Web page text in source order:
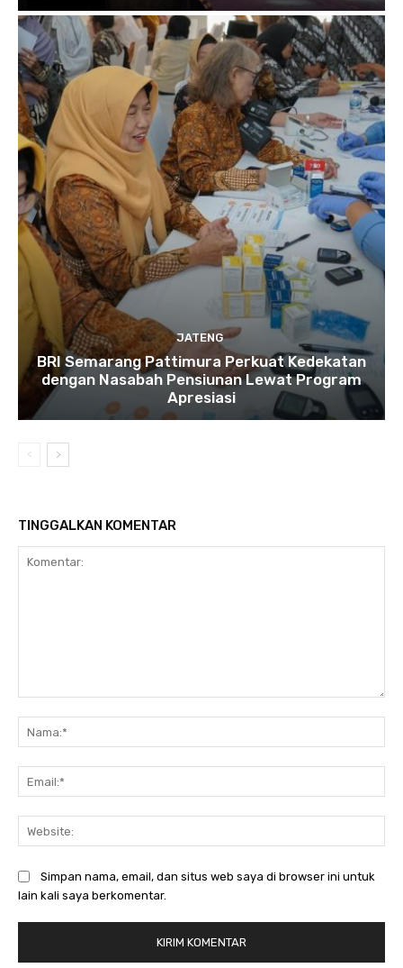
JATENG
BRI Semarang Pattimura Perkuat Kedekatan
dengan Nasabah Pensiunan Lewat Program
Apresiasi
TINGGALKAN KOMENTAR
Simpan nama, email, dan situs web saya di browser ini untuk
lain kali saya berkomentar.